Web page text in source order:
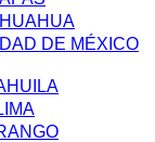
DE MÉXICO